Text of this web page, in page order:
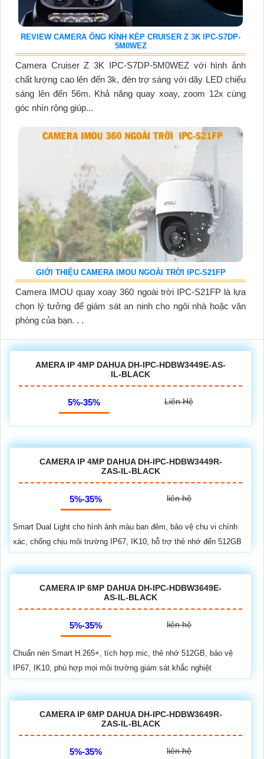
REVIEW CAMERA ỐNG KÍNH KÉP CRUISER Z 3K IPC-S7DP-
5M0WEZ
Camera Cruiser Z 3K IPC-S7DP-5M0WEZ với hình ảnh
chất lượng cao lên đến 3k, đèn trợ sáng với dãy LED chiếu
sáng lên đến 56m. Khả năng quay xoay, zoom 12x cùng
góc nhìn rộng giúp...
GIỚI THIỆU CAMERA IMOU NGOÀI TRỜI IPC-S21FP
Camera IMOU quay xoay 360 ngoài trời IPC-S21FP là lựa
chọn lý tưởng để giám sát an ninh cho ngôi nhà hoặc văn
phòng của bạn. . .
AMERA IP 4MP DAHUA DH-IPC-HDBW3449E-AS-
IL-BLACK
5%-35% Liên Hệ
CAMERA IP 4MP DAHUA DH-IPC-HDBW3449R-
ZAS-IL-BLACK
5%-35% liên hệ
Smart Dual Light cho hình ảnh màu ban đêm, bảo vệ chu vi chính
xác, chống chịu môi trường IP67, IK10, hỗ trợ thẻ nhớ đến 512GB
CAMERA IP 6MP DAHUA DH-IPC-HDBW3649E-
AS-IL-BLACK
5%-35% liên hệ
Chuẩn nén Smart H.265+, tích hợp mic, thẻ nhớ 512GB, bảo vệ
IP67, IK10, phù hợp mọi môi trường giám sát khắc nghiệt
CAMERA IP 6MP DAHUA DH-IPC-HDBW3649R-
ZAS-IL-BLACK
5%-35% liên hệ